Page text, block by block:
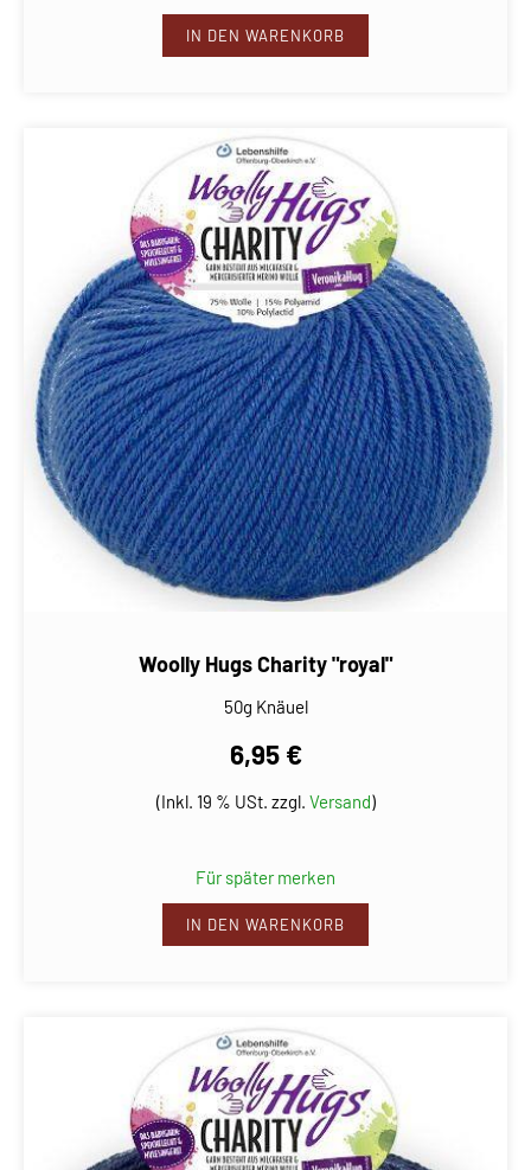
IN DEN WARENKORB
Woolly Hugs Charity "royal"
50g Knäuel
6,95 €
(Inkl. 19 % USt. zzgl. Versand)
Für später merken
IN DEN WARENKORB